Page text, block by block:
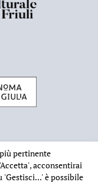
pertinente
'Accetta', acconsentirai
'Gestisci...'è possibile